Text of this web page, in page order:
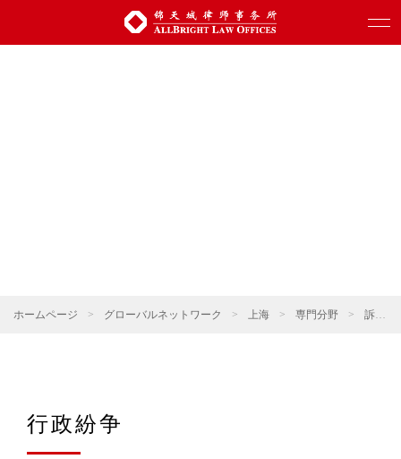
ホームページ > グローバルネットワーク > 上海 > 専門分野 > 訴訟・仲裁
行政紛争